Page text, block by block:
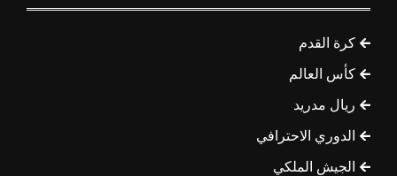
كرة القدم
كأس العالم
ريال مدريد
الدوري الاحترافي
الجيش الملكي